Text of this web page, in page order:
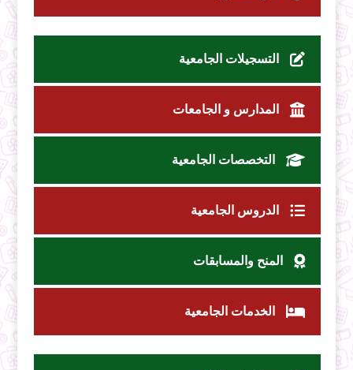
التسجيلات الجامعية
المدارس و الجامعات
التخصصات الجامعية
الدروس الجامعية
المنح والمسابقات
الخدمات الجامعية